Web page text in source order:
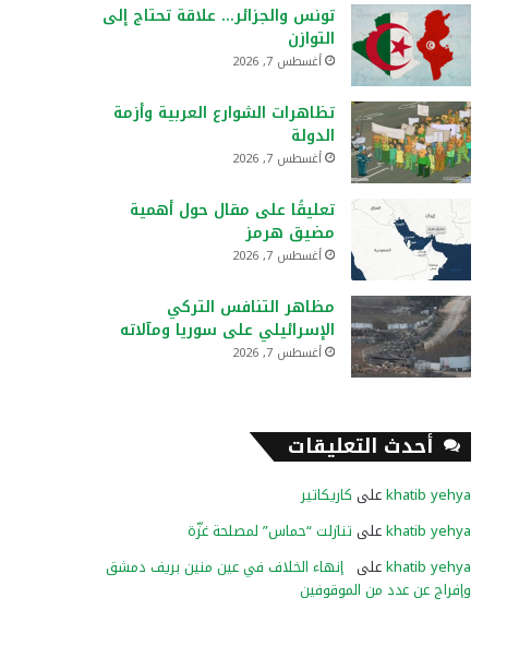
تونس والجزائر… علاقة تحتاج إلى
التوازن
أغسطس 7, 2026
تظاهرات الشوارع العربية وأزمة
الدولة
أغسطس 7, 2026
تعليقًا على مقال حول أهمية
مضيق هرمز
أغسطس 7, 2026
مظاهر التنافس التركي
الإسرائيلي على سوريا ومآلاته
أغسطس 7, 2026
أحدث التعليقات
khatib yehyaعلى كاريكاتير
khatib yehyaعلى تنازلت “حماس” لمصلحة غزّة
khatib yehyaعلى إنهاء الخلاف في عين منين بريف دمشق
وإفراج عن عدد من الموقوفين